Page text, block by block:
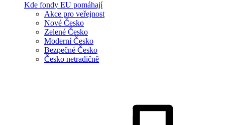
Kde fondy EU pomáhají
Akce pro veřejnost
Nové Česko
Zelené Česko
Moderní Česko
Bezpečné Česko
Česko netradičně